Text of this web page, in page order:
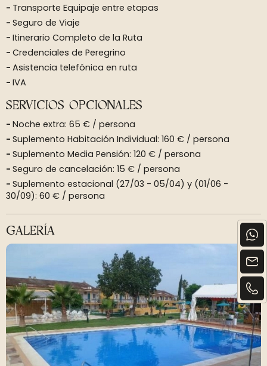
Transporte Equipaje entre etapas
Seguro de Viaje
Itinerario Completo de la Ruta
Credenciales de Peregrino
Asistencia telefónica en ruta
IVA
SERVICIOS OPCIONALES
Noche extra: 65 € / persona
Suplemento Habitación Individual: 160 € / persona
Suplemento Media Pensión: 120 € / persona
Seguro de cancelación: 15 € / persona
Suplemento estacional (27/03 - 05/04) y (01/06 -
30/09): 60 € / persona
GALERÍA